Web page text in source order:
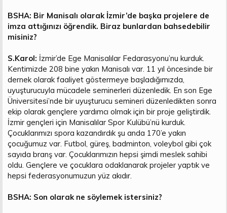
BSHA: Bir Manisalı olarak İzmir’de başka projelere de
imza attığınızı öğrendik. Biraz bunlardan bahsedebilir
misiniz?
S.Karol: İzmir’de Ege Manisalılar Fedarasyonu’nu kurduk.
Kentimizde 208 bine yakın Manisalı var. 11 yıl öncesinde bir
dernek olarak faaliyet göstermeye başladığımızda,
uyuşturucuyla mücadele seminerleri düzenledik. En son Ege
Üniversitesi’nde bir uyuşturucu semineri düzenledikten sonra
ekip olarak gençlere yardımcı olmak için bir proje geliştirdik.
İzmir gençleri için Manisalılar Spor Kulübü’nü kurduk.
Çocuklarımızı spora kazandırdık şu anda 170’e yakın
çocuğumuz var. Futbol, güreş, badminton, voleybol gibi çok
sayıda branş var. Çocuklarımızın hepsi şimdi meslek sahibi
oldu. Gençlere ve çocuklara odaklanarak projeler yaptık ve
hepsi federasyonumuzun yüz akıdır.
BSHA: Son olarak ne söylemek istersiniz?